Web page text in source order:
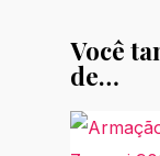
Você
de…